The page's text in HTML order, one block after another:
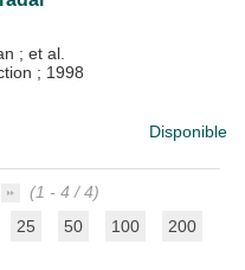
; et al.
; 1998
Disponible
(1 - 4 / 4)
25 50 100 200